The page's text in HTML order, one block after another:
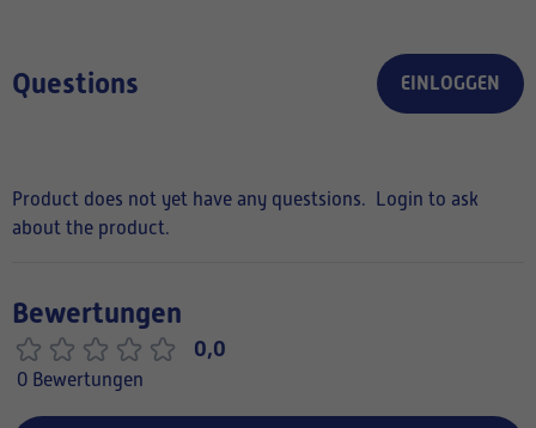
Questions EINLOGGEN
Product does not yet have any questsions.
Login to ask
about the product.
Bewertungen
0,0
0 Bewertungen